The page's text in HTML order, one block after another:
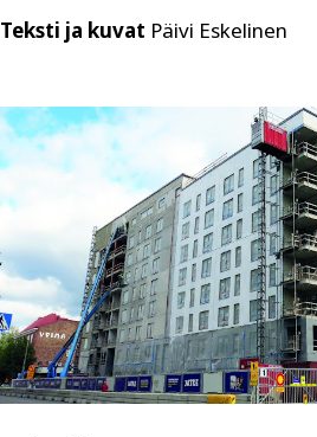
Teksti ja kuvat Päivi Eskelinen